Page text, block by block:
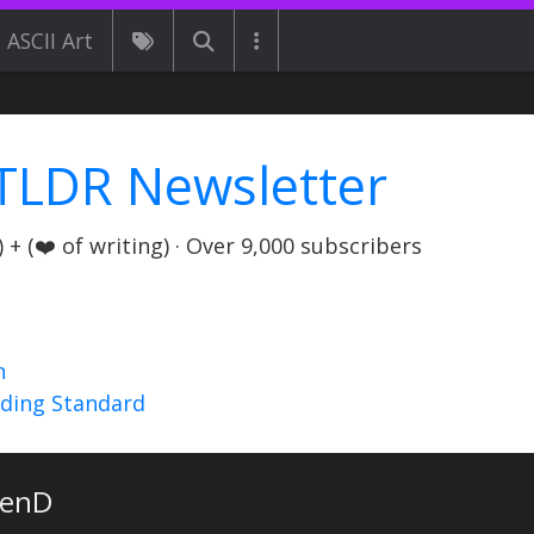
ASCII Art
Newsletter
(❤️ of writing) · Over 9,000 subscribers
Standard